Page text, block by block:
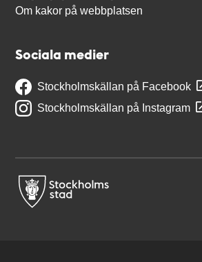
Om kakor på webbplatsen
Sociala medier
Stockholmskällan på Facebook
Stockholmskällan på Instagram